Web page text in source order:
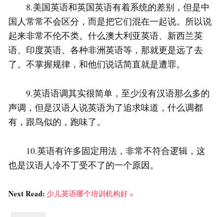
8.美国英语和英国英语有着系统的差别，但是中
国人常常不会区分，而是把它们混在一起说。所以说
起来非常不伦不类。什么澳大利亚英语、新西兰英
语、印度英语、各种非洲英语等，那就更是远了去
了。不掌握规律，和他们说话简直就是遭罪。
9.英语语调其实很简单，至少没有汉语那么多的
声调，但是汉语人说英语为了追求味道，什么调都
有，跟鸟似的，跑味了。
10.英语有许多固定用法，非常不符合逻辑，这
也是汉语人冷不丁受不了的一个原因。
Next Read: 少儿英语哪个培训机构好 »